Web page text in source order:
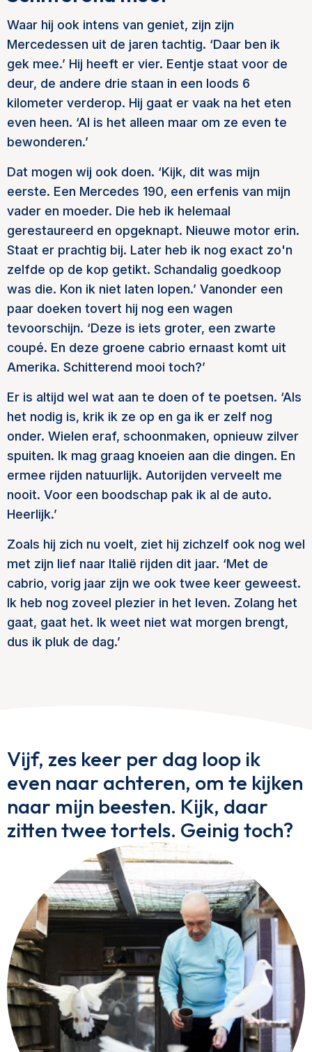
Waar hij ook intens van geniet, zijn zijn
Mercedessen uit de jaren tachtig. ‘Daar ben ik
gek mee.’ Hij heeft er vier. Eentje staat voor de
deur, de andere drie staan in een loods 6
kilometer verderop. Hij gaat er vaak na het eten
even heen. ‘Al is het alleen maar om ze even te
bewonderen.’
Dat mogen wij ook doen. ‘Kijk, dit was mijn
eerste. Een Mercedes 190, een erfenis van mijn
vader en moeder. Die heb ik helemaal
gerestaureerd en opgeknapt. Nieuwe motor erin.
Staat er prachtig bij. Later heb ik nog exact zo'n
zelfde op de kop getikt. Schandalig goedkoop
was die. Kon ik niet laten lopen.’ Vanonder een
paar doeken tovert hij nog een wagen
tevoorschijn. ‘Deze is iets groter, een zwarte
coupé. En deze groene cabrio ernaast komt uit
Amerika. Schitterend mooi toch?’
Er is altijd wel wat aan te doen of te poetsen. ‘Als
het nodig is, krik ik ze op en ga ik er zelf nog
onder. Wielen eraf, schoonmaken, opnieuw zilver
spuiten. Ik mag graag knoeien aan die dingen. En
ermee rijden natuurlijk. Autorijden verveelt me
nooit. Voor een boodschap pak ik al de auto.
Heerlijk.’
Zoals hij zich nu voelt, ziet hij zichzelf ook nog wel
met zijn lief naar Italië rijden dit jaar. ‘Met de
cabrio, vorig jaar zijn we ook twee keer geweest.
Ik heb nog zoveel plezier in het leven. Zolang het
gaat, gaat het. Ik weet niet wat morgen brengt,
dus ik pluk de dag.’
Vijf, zes keer per dag loop ik
even naar achteren, om te kijken
naar mijn beesten. Kijk, daar
zitten twee tortels. Geinig toch?